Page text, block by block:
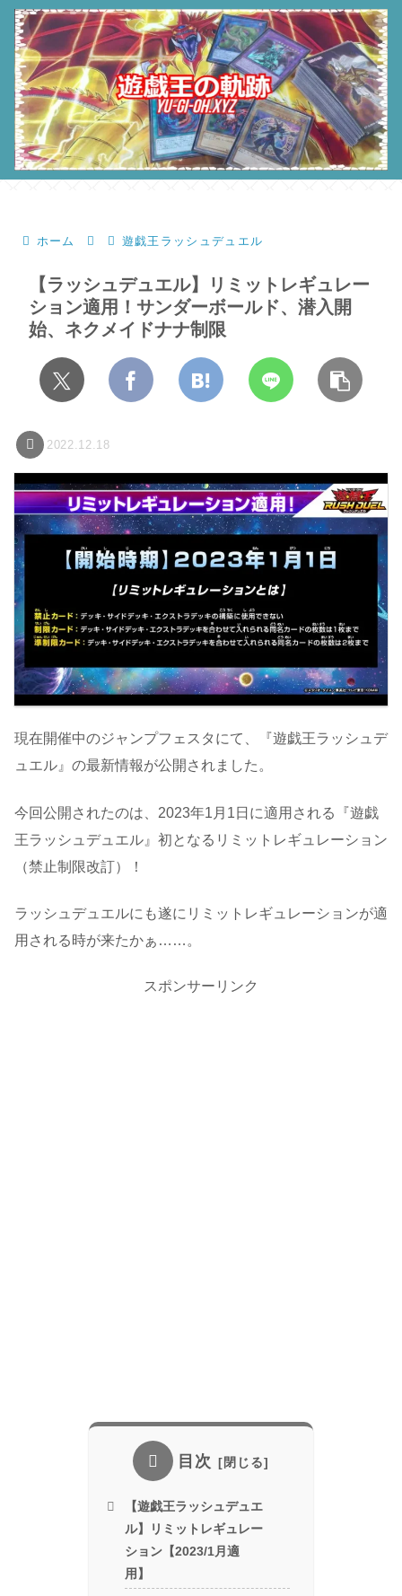
ホーム 遊戯王ラッシュデュエル
【ラッシュデュエル】リミットレギュレー
ション適用！サンダーボールド、潜入開
始、ネクメイドナナ制限
2022.12.18
現在開催中のジャンプフェスタにて、『遊戯王ラッシュデ
ュエル』の最新情報が公開されました。
今回公開されたのは、2023年1月1日に適用される『遊戯
王ラッシュデュエル』初となるリミットレギュレーション
（禁止制限改訂）！
ラッシュデュエルにも遂にリミットレギュレーションが適
用される時が来たかぁ……。
スポンサーリンク
目次
【遊戯王ラッシュデュエ
ル】リミットレギュレー
ション【2023/1月適
用】